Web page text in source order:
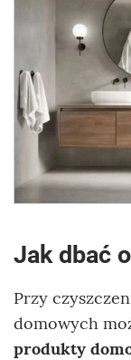
Jak dbać
Przy
domowych
produkty